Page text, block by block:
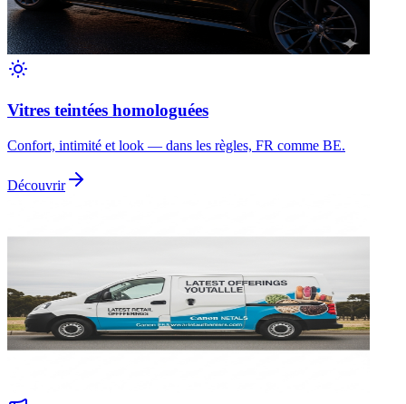
Vitres teintées homologuées
Confort, intimité et look — dans les règles, FR comme BE.
Découvrir